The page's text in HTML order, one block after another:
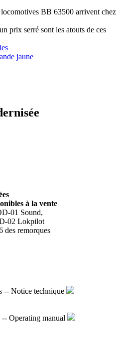
BB 63500 arrivent chez
prix serré sont les atouts de ces
à la vente
01 Sound,
02 Lokpilot
des remorques
-- Notice technique
Operating manual